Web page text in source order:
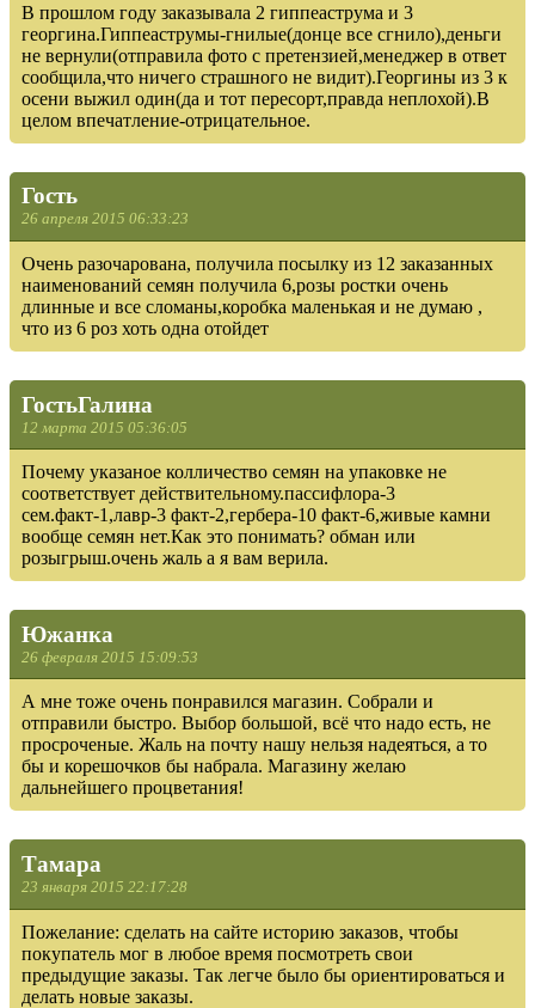
В прошлом году заказывала 2 гиппеаструма и 3
георгина.Гиппеаструмы-гнилые(донце все сгнило),деньги
не вернули(отправила фото с претензией,менеджер в ответ
сообщила,что ничего страшного не видит).Георгины из 3 к
осени выжил один(да и тот пересорт,правда неплохой).В
целом впечатление-отрицательное.
Гость
26 апреля 2015 06:33:23
Очень разочарована, получила посылку из 12 заказанных
наименований семян получила 6,розы ростки очень
длинные и все сломаны,коробка маленькая и не думаю ,
что из 6 роз хоть одна отойдет
ГостьГалина
12 марта 2015 05:36:05
Почему указаное колличество семян на упаковке не
соответствует действительному.пассифлора-3
сем.факт-1,лавр-3 факт-2,гербера-10 факт-6,живые камни
вообще семян нет.Как это понимать? обман или
розыгрыш.очень жаль а я вам верила.
Южанка
26 февраля 2015 15:09:53
А мне тоже очень понравился магазин. Собрали и
отправили быстро. Выбор большой, всё что надо есть, не
просроченые. Жаль на почту нашу нельзя надеяться, а то
бы и корешочков бы набрала. Магазину желаю
дальнейшего процветания!
Тамара
23 января 2015 22:17:28
Пожелание: сделать на сайте историю заказов, чтобы
покупатель мог в любое время посмотреть свои
предыдущие заказы. Так легче было бы ориентироваться и
делать новые заказы.